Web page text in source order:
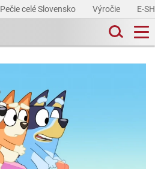
Pečie celé Slovensko Výročie E-